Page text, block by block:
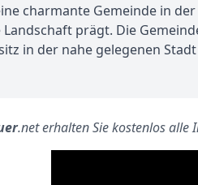
charmante Gemeinde in
Landschaft prägt. Die
in der nahe gelegenen
.net erhalten Sie kostenlos alle